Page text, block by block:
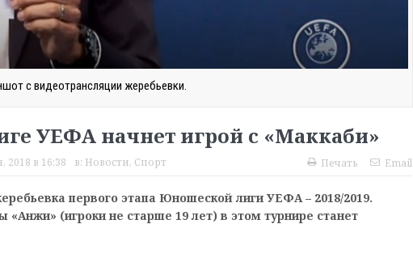
с видеотрансляции жеребьевки.
УЕФА начнет игрой с «Маккаби»
2018 в 16:38 в: Новости, Спорт Печать Email
первого этапа Юношеской лиги УЕФА – 2018/2019.
(игроки не старше 19 лет) в этом турнире станет